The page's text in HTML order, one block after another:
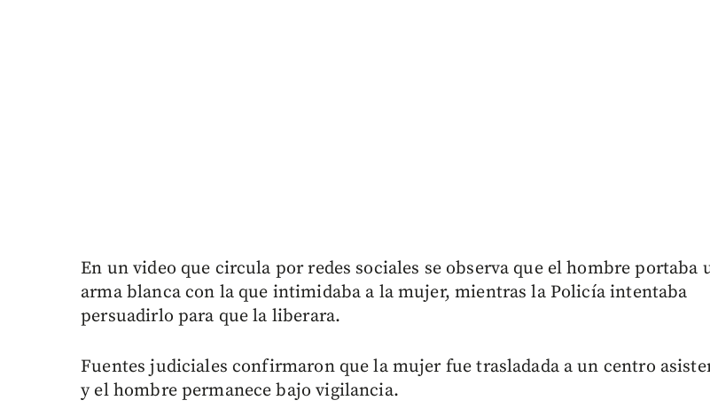
En un video que circula por redes sociales se observa que el hombre portaba
arma blanca con la que intimidaba a la mujer, mientras la Policía intentaba
persuadirlo para que la liberara.
Fuentes judiciales confirmaron que la mujer fue trasladada a un centro
y el hombre permanece bajo vigilancia.